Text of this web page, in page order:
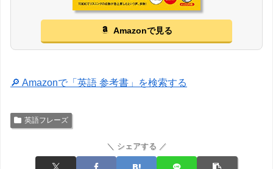
Amazonで見る
🔎 Amazonで「英語 参考書」を検索する
英語フレーズ
＼ シェアする ／